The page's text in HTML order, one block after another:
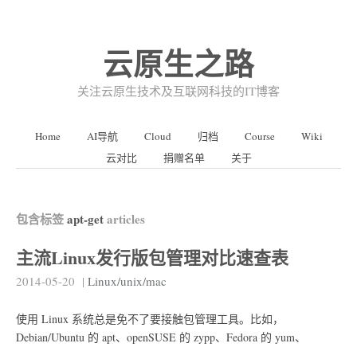
云原生之路
关注云原生技术及互联网科技的IT博客
Home AI导航 Cloud 归档 Course
Wiki
云对比
捐赠名单 关于
包含标签apt-getarticles
主流Linux发行版包管理对比速查表
2014-05-20 | Linux/unix/mac
使用 Linux 系统总是免不了要接触包管理工具。比如，
Debian/Ubuntu 的 apt、openSUSE 的 zypp、Fedora 的 yum、